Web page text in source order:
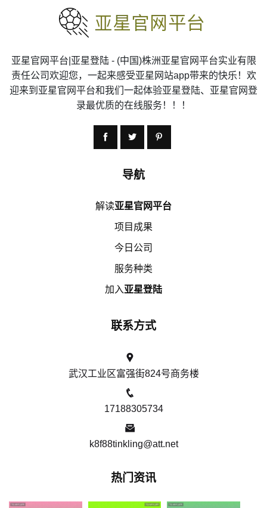
亚星官网平台|亚星登陆 - (中国)株洲亚星官网平台实业有限
责任公司欢迎您，一起来感受亚星网站app带来的快乐！欢
迎来到亚星官网平台和我们一起体验亚星登陆、亚星官网登
录最优质的在线服务！！！
导航
解读亚星官网平台
项目成果
今日公司
服务种类
加入亚星登陆
联系方式
武汉工业区富强街824号商务楼
17188305734
k8f88tinkling@att.net
热门资讯